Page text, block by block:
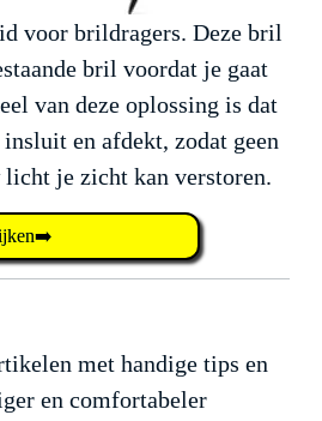
voor brildragers. Deze bril
bril voordat je gaat
van deze oplossing is dat
en afdekt, zodat geen
je zicht kan verstoren.
met handige tips en
en comfortabeler